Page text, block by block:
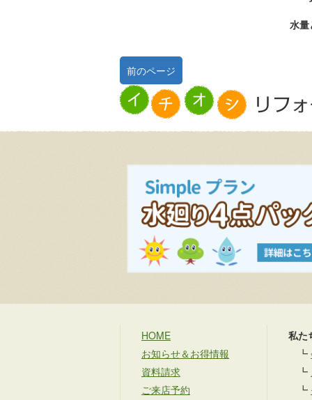
水量
前のページ
HOME
お知らせ＆お得情報
資料請求
ご来店予約
私た
┗
┗
┗